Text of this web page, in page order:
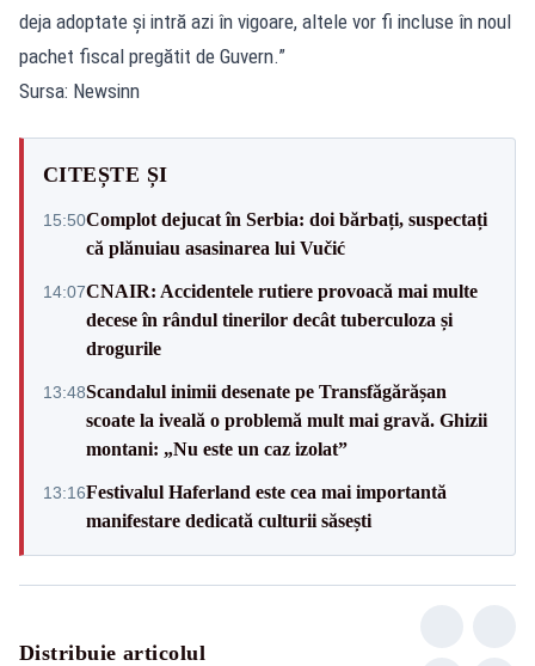
deja adoptate și intră azi în vigoare, altele vor fi incluse în noul
pachet fiscal pregătit de Guvern.”
Sursa: Newsinn
CITEȘTE ȘI
15:50Complot dejucat în Serbia: doi bărbați, suspectați
că plănuiau asasinarea lui Vučić
14:07CNAIR: Accidentele rutiere provoacă mai multe
decese în rândul tinerilor decât tuberculoza și
drogurile
13:48Scandalul inimii desenate pe Transfăgărășan
scoate la iveală o problemă mult mai gravă. Ghizii
montani: „Nu este un caz izolat”
13:16Festivalul Haferland este cea mai importantă
manifestare dedicată culturii săsești
Distribuie articolul